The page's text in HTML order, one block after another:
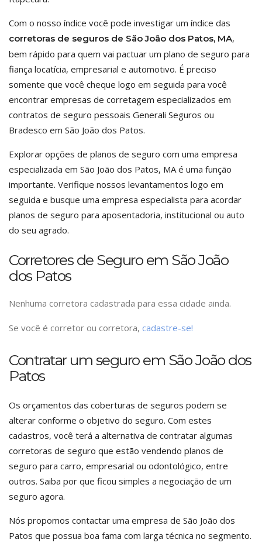
Com o nosso índice você pode investigar um índice das
corretoras de seguros de São João dos Patos, MA,
bem rápido para quem vai pactuar um plano de seguro para
fiança locatícia, empresarial e automotivo. É preciso
somente que você cheque logo em seguida para você
encontrar empresas de corretagem especializados em
contratos de seguro pessoais Generali Seguros ou
Bradesco em São João dos Patos.
Explorar opções de planos de seguro com uma empresa
especializada em São João dos Patos, MA é uma função
importante. Verifique nossos levantamentos logo em
seguida e busque uma empresa especialista para acordar
planos de seguro para aposentadoria, institucional ou auto
do seu agrado.
Corretores de Seguro em São João
dos Patos
Nenhuma corretora cadastrada para essa cidade ainda.
Se você é corretor ou corretora, cadastre-se!
Contratar um seguro em São João dos
Patos
Os orçamentos das coberturas de seguros podem se
alterar conforme o objetivo do seguro. Com estes
cadastros, você terá a alternativa de contratar algumas
corretoras de seguro que estão vendendo planos de
seguro para carro, empresarial ou odontológico, entre
outros. Saiba por que ficou simples a negociação de um
seguro agora.
Nós propomos contactar uma empresa de São João dos
Patos que possua boa fama com larga técnica no segmento.